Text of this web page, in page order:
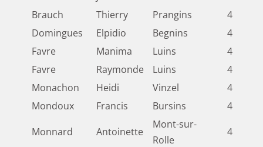
Brauch
Thierry Prangins
4
Domingues
Elpidio Begnins
4
Favre
Manima Luins
4
Favre
Raymonde Luins
4
Monachon
Heidi Vinzel
4
Mondoux
Francis Bursins
4
Monnard
Antoinette
Mont-sur-
Rolle
4